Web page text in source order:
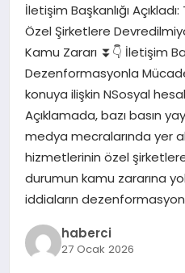
SAĞLIK
SIYASET
SPOR
TEKNOLOJI
YAŞAM
İletişim Başkanlığı
Özel Şirketlere
Kamu Zararı ⏬👇 İletişim
Dezenformasyonla
konuya ilişkin NSosyal
Açıklamada, bazı basın
medya mecralarında yer
hizmetlerinin özel
durumun kamu zararına
iddiaların
haberci
27 Ocak 2026